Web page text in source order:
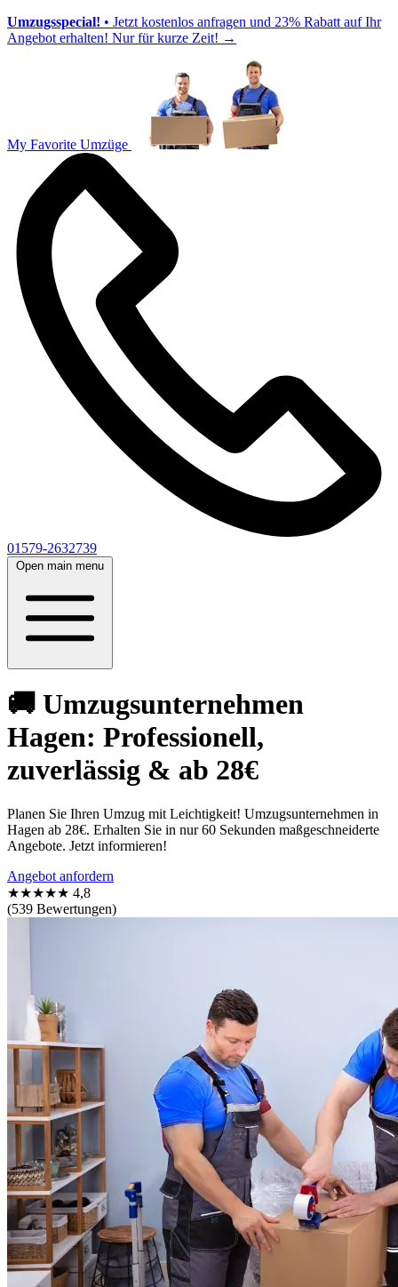
Umzugsspecial! • Jetzt kostenlos anfragen und 23% Rabatt auf Ihr
Angebot erhalten! Nur für kurze Zeit! →
My Favorite Umzüge
01579-2632739
Open main menu
🚚 Umzugsunternehmen
Hagen: Professionell,
zuverlässig & ab 28€
Planen Sie Ihren Umzug mit Leichtigkeit! Umzugsunternehmen in
Hagen ab 28€. Erhalten Sie in nur 60 Sekunden maßgeschneiderte
Angebote. Jetzt informieren!
Angebot anfordern
★★★★★ 4,8
(539 Bewertungen)